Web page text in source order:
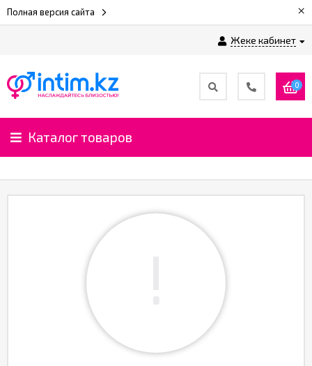
Полная версия сайта ×
Жеке кабинет
0
Каталог товаров